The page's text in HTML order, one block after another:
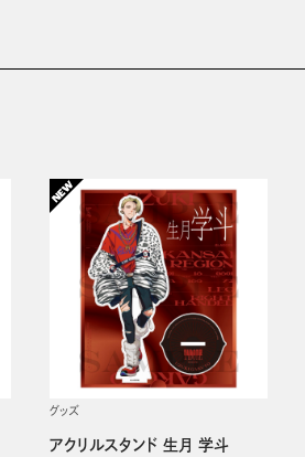
グッズ
アクリルスタンド 生月 学斗